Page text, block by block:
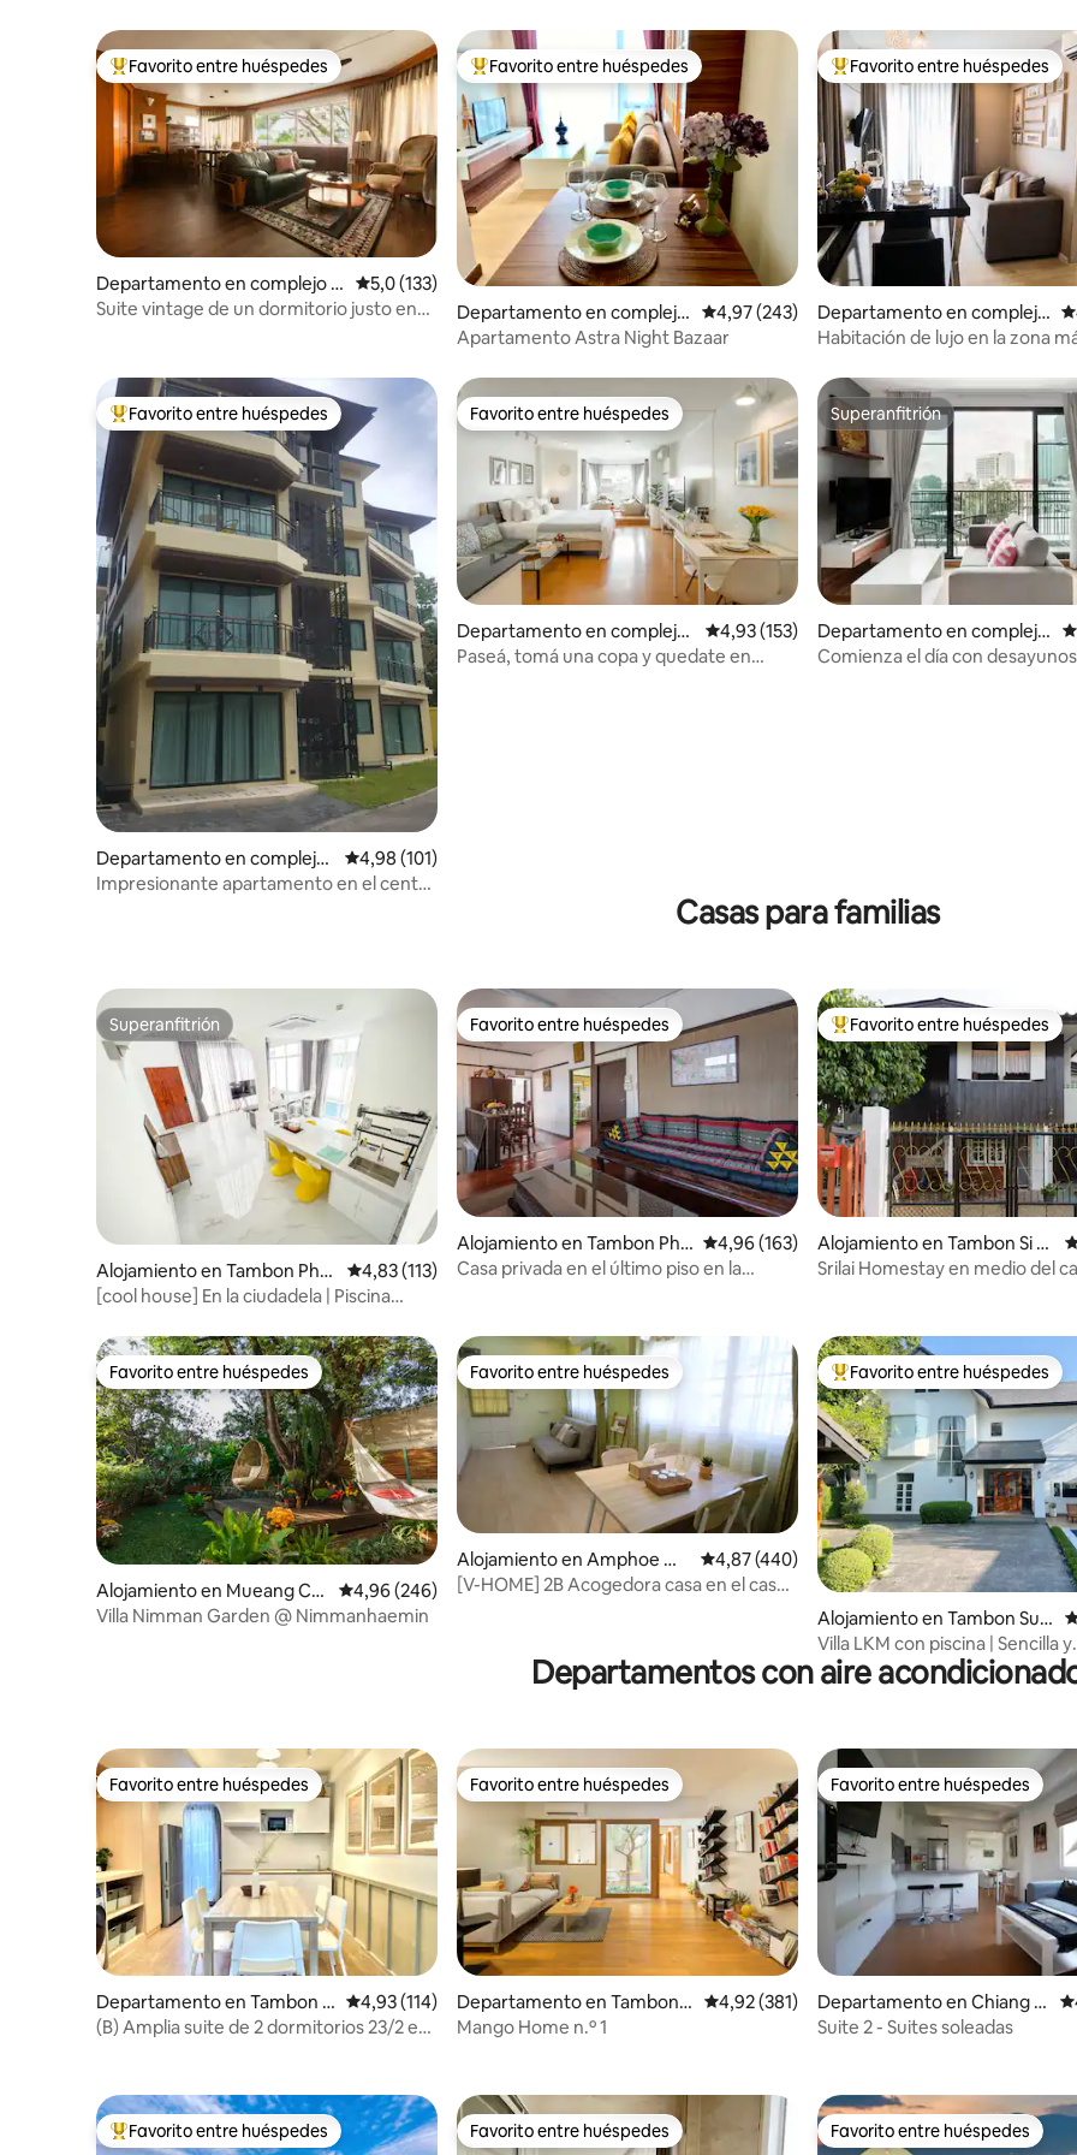
Favorito entre los huéspedes más destacados
Favorito entre huéspedes
Departamento en complejo r
esidencial en Suthep
Calificación promedio: 5,0 de 5. 133 evaluaciones
5,0 (133)
Suite vintage de un dormitorio justo en
Favorito entre los huéspedes más destacados
Favorito entre huéspedes
Departamento en complejo
residencial en Tambon Chan
Calificación promedio: 4,97 de 5. 243
4,97 (243)
Apartamento Astra Night Bazaar
Favorito entre los huéspedes
Favorito entre huéspedes
Departamento en complejo
residencial en Su Thep
Habitación de lujo en la zona
Favorito entre los huéspedes más destacados
Favorito entre huéspedes
Departamento en complejo
residencial en Tambon Si Phu
Calificación promedio: 4,98 de 5. 101 evaluaciones
4,98 (101)
Impresionante apartamento en el centro
Favorito entre huéspedes
Favorito entre huéspedes
Departamento en complejo
residencial en Tambon Su Th
Calificación promedio: 4,93 de 5. 153
4,93 (153)
Paseá, tomá una copa y quedate en
Superanfitrión
Superanfitrión
Departamento en complejo
residencial en Chiang Mai
Comienza el día con
Casas para familias
Superanfitrión
Superanfitrión
Alojamiento en Tambon Phra
Sing
Calificación promedio: 4,83 de 5. 113 evaluaciones
4,83 (113)
[cool house] En la ciudadela | Piscina
Favorito entre huéspedes
Favorito entre huéspedes
Alojamiento en Tambon Phr
a Sing
Calificación promedio: 4,96 de 5. 163
4,96 (163)
Casa privada en el último piso en la
Favorito entre los huéspedes
Favorito entre huéspedes
Alojamiento en Tambon Si P
hum
Srilai Homestay en medio del
Favorito entre huéspedes
Favorito entre huéspedes
Alojamiento en Mueang Chi
ang Mai
Calificación promedio: 4,96 de 5. 246 evaluaciones
4,96 (246)
Villa Nimman Garden @ Nimmanhaemin
Favorito entre huéspedes
Favorito entre huéspedes
Alojamiento en Amphoe Mu
eang Chiang Mai
Calificación promedio: 4,87 de 5. 440
4,87 (440)
[V-HOME] 2B Acogedora casa en el casco
Favorito entre los huéspedes
Favorito entre huéspedes
Alojamiento en Tambon Su T
hep
Villa LKM con piscina | Sencilla y
encantadora
Departamentos con aire
Favorito entre huéspedes
Favorito entre huéspedes
Departamento en Tambon Si
Phum
Calificación promedio: 4,93 de 5. 114 evaluaciones
4,93 (114)
(B) Amplia suite de 2 dormitorios 23/2 en
Favorito entre huéspedes
Favorito entre huéspedes
Departamento en Tambon S
i Phum
Calificación promedio: 4,92 de 5. 381
4,92 (381)
Mango Home n.º 1
Favorito entre huéspedes
Favorito entre huéspedes
Departamento en Chiang M
ai
Suite 2 - Suites soleadas
Favorito entre los huéspedes más destacados
Favorito entre huéspedes Favorito entre huéspedes
Favorito entre huéspedes Favorito entre huéspedes
Favorito entre huéspedes